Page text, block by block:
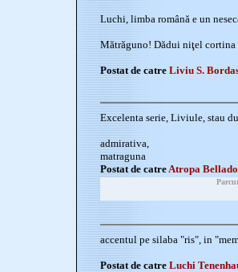
Luchi, limba română e un
Mătrăguno! Dădui niţel
Postat de catre Liviu S.
Excelenta serie, Liviule, stau
admirativa,
matraguna
Postat de catreAtropa
accentul pe silaba "ris", in
Postat de catre Luchi